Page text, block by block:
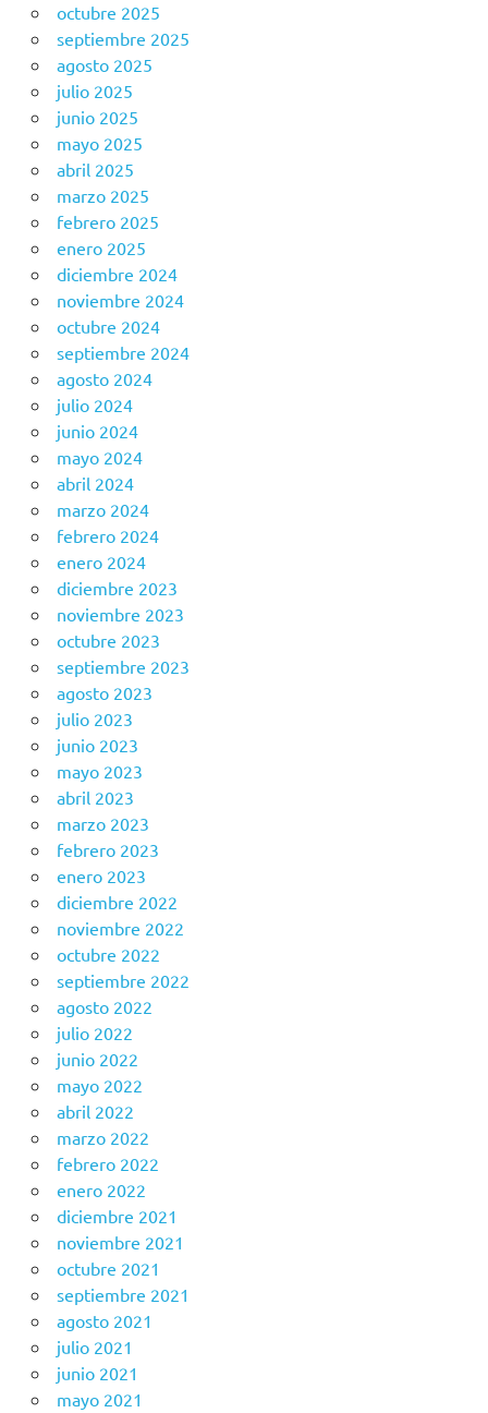
octubre 2025
septiembre 2025
agosto 2025
julio 2025
junio 2025
mayo 2025
abril 2025
marzo 2025
febrero 2025
enero 2025
diciembre 2024
noviembre 2024
octubre 2024
septiembre 2024
agosto 2024
julio 2024
junio 2024
mayo 2024
abril 2024
marzo 2024
febrero 2024
enero 2024
diciembre 2023
noviembre 2023
octubre 2023
septiembre 2023
agosto 2023
julio 2023
junio 2023
mayo 2023
abril 2023
marzo 2023
febrero 2023
enero 2023
diciembre 2022
noviembre 2022
octubre 2022
septiembre 2022
agosto 2022
julio 2022
junio 2022
mayo 2022
abril 2022
marzo 2022
febrero 2022
enero 2022
diciembre 2021
noviembre 2021
octubre 2021
septiembre 2021
agosto 2021
julio 2021
junio 2021
mayo 2021